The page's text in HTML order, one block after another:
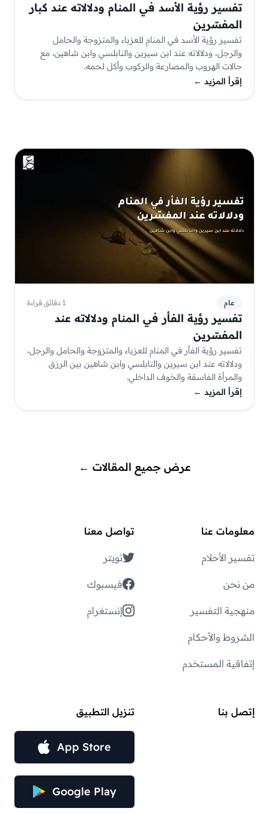
تفسير رؤية الأسد في المنام ودلالاته عند كبار
المفسّرين
تفسير رؤية الأسد في المنام للعزباء والمتزوجة والحامل
والرجل، ودلالاته عند ابن سيرين والنابلسي وابن شاهين، مع
حالات الهروب والمصارعة والركوب وأكل لحمه.
إقرأ المزيد ←
عام 1 دقائق قراءة
تفسير رؤية الفأر في المنام ودلالاته عند
المفسّرين
تفسير رؤية الفأر في المنام للعزباء والمتزوجة والحامل والرجل،
ودلالاته عند ابن سيرين والنابلسي وابن شاهين بين الرزق
والمرأة الفاسقة والخوف الداخلي.
إقرأ المزيد ←
عرض جميع المقالات ←
معلومات عنا
تفسير الأحلام
من نحن
منهجية التفسير
الشروط والأحكام
إتفاقية المستخدم
تواصل معنا
تويتر
فيسبوك
إنستغرام
إتصل بنا تنزيل التطبيق
App Store
Google Play